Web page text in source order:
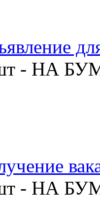
- НА
- НА